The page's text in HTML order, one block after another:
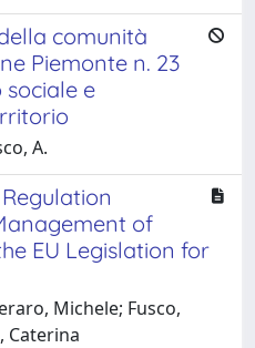
comunità
Piemonte n. 23
e
A.
of
EU Legislation for
Michele; Fusco,
Caterina